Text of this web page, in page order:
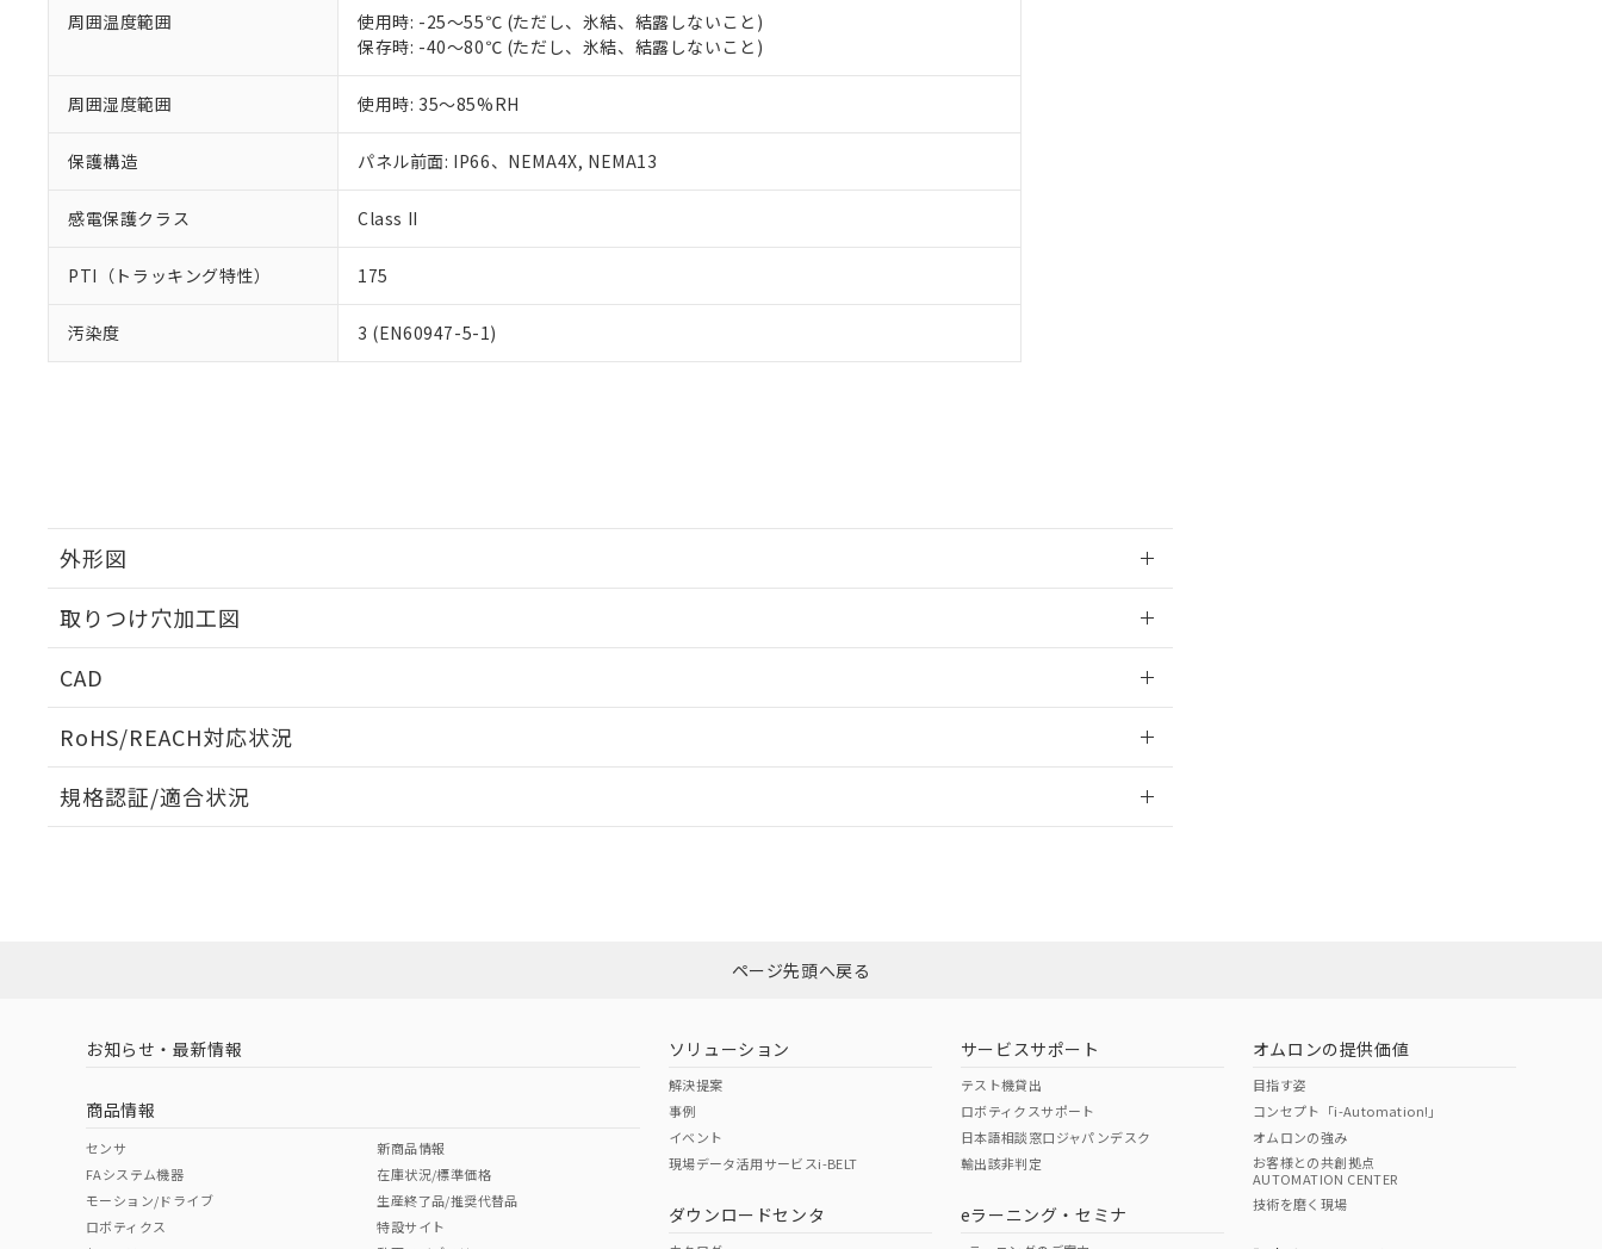
周囲温度範囲
使用時: -25～55℃ (ただし、氷結、結露しないこと)
保存時: -40～80℃ (ただし、氷結、結露しないこと)
周囲湿度範囲 使用時: 35～85%RH
保護構造 パネル前面: IP66、NEMA4X, NEMA13
感電保護クラス Class II
PTI（トラッキング特性） 175
汚染度 3 (EN60947-5-1)
外形図
取りつけ穴加工図
CAD
RoHS/REACH対応状況
EU RoHS 注意事項・凡例
ダウンロードはこちら
中国 RoHS 注意事項・凡例
中国 RoHS表
Pb Hg Cr(VI)
規格認証/適合状況
（イギリス
（ノルウェー
（日本
（アメリカ
この製品の規格認証/適合状況ページへ
その他の認証はこちらのページからご検索ください
ページ先頭へ戻る
お知らせ・最新情報
商品情報
センサ
FAシステム機器
モーション/ドライブ
ロボティクス
新商品情報
在庫状況/標準価格
生産終了品/推奨代替品
特設サイト
ソリューション
解決提案
事例
イベント
現場データ活用サービスi-BELT
ダウンロードセンタ
サービスサポート
テスト機貸出
ロボティクスサポート
日本語相談窓口ジャパンデスク
輸出該非判定
eラーニング・セミナ
オムロンの提供価値
目指す姿
コンセプト「i-Automation!」
オムロンの強み
お客様との共創拠点
AUTOMATION CENTER
技術を磨く現場